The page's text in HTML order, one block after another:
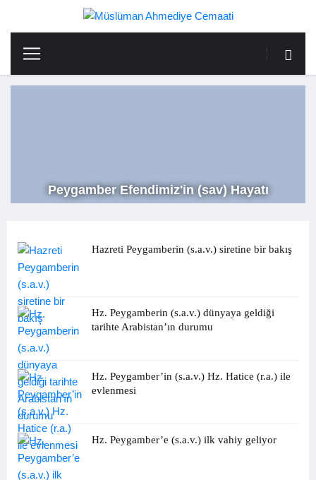
Peygamber Efendimiz'in (sav) Hayatı
Hazreti Peygamberin (s.a.v.) siretine bir bakış
Hz. Peygamberin (s.a.v.) dünyaya geldiği
tarihte Arabistan’ın durumu
Hz. Peygamber’in (s.a.v.) Hz. Hatice (r.a.) ile
evlenmesi
Hz. Peygamber’e (s.a.v.) ilk vahiy geliyor